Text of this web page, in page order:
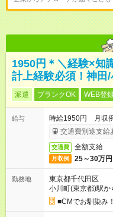
1950円＊＼経験×知
計上経験必須！神田
派遣 ブランクOK WEB登
給与
時給1950円 月収
交通費別途支給
交通費 全額支給
月収例 25～30万円
勤務地
東京都千代田区
小川町(東京都)駅か
■CMでお馴染み